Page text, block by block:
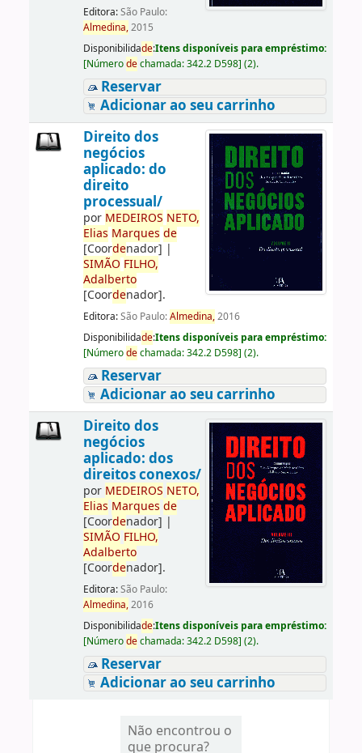
Editora:São Paulo:
Almedina,2015
Disponibilidade:Itens disponíveis para empréstimo:
[Númerodechamada:342.2 D598] (2).
Reservar
Adicionar ao seu carrinho
Direito dos
negócios
aplicado: do
direito
processual/
por MEDEIROS NETO,
Elias Marques de
[Coordenador] |
SIMÃO FILHO,
Adalberto
[Coordenador].
Editora:São Paulo:Almedina,2016
Disponibilidade:Itens disponíveis para empréstimo:
[Númerodechamada:342.2 D598] (2).
Reservar
Adicionar ao seu carrinho
Direito dos
negócios
aplicado: dos
direitos conexos/
por MEDEIROS NETO,
Elias Marques de
[Coordenador] |
SIMÃO FILHO,
Adalberto
[Coordenador].
Editora:São Paulo:
Almedina,2016
Disponibilidade:Itens disponíveis para empréstimo:
[Númerodechamada:342.2 D598] (2).
Reservar
Adicionar ao seu carrinho
Não encontrou o
que procura?